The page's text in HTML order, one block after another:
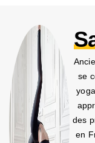
se
des
en